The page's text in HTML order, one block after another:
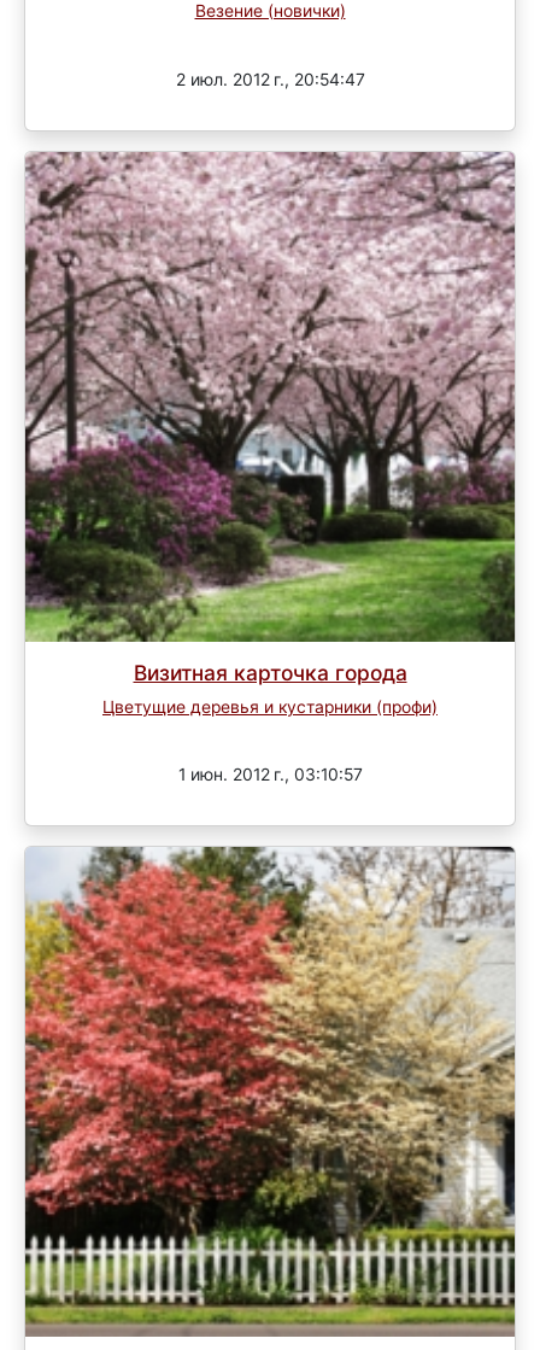
Везение (новички)
2 июл. 2012 г., 20:54:47
Визитная карточка города
Цветущие деревья и кустарники (профи)
1 июн. 2012 г., 03:10:57